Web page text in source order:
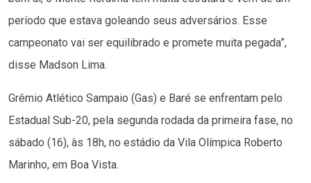
período que estava goleando seus adversários. Esse
campeonato vai ser equilibrado e promete muita pegada”,
disse Madson Lima.
Grêmio Atlético Sampaio (Gas) e Baré se enfrentam pelo
Estadual Sub-20, pela segunda rodada da primeira fase, no
sábado (16), às 18h, no estádio da Vila Olímpica Roberto
Marinho, em Boa Vista.